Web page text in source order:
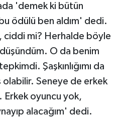
'demek ki bütün
ödülü ben aldım' dedi.
ciddi mi? Herhalde böyle
O da benim
Şaşkınlığımı da
Seneye de erkek
Erkek oyuncu yok,
alacağım' dedi.